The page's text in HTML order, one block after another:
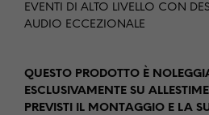
EVENTI DI ALTO LIVELLO CON
AUDIO ECCEZIONALE
QUESTO PRODOTTO È
ESCLUSIVAMENTE SU
PREVISTI IL MONTAGGIO E LA